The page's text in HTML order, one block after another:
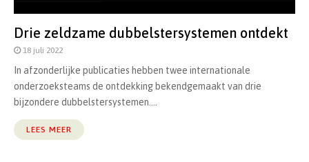
Drie zeldzame dubbelstersystemen ontdekt
18 juli 2022
In afzonderlijke publicaties hebben twee internationale
onderzoeksteams de ontdekking bekendgemaakt van drie
bijzondere dubbelstersystemen....
LEES MEER